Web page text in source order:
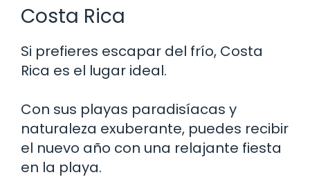
Costa Rica
Si prefieres escapar del frío, Costa
Rica es el lugar ideal.
Con sus playas paradisíacas y
naturaleza exuberante, puedes recibir
el nuevo año con una relajante fiesta
en la playa.